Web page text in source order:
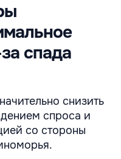
спада
снизить
спроса и
со стороны